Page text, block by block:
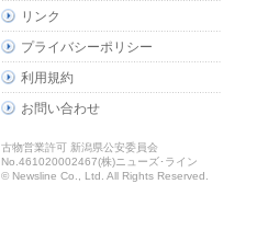
リンク
プライバシーポリシー
利用規約
お問い合わせ
古物営業許可 新潟県公安委員会
No.461020002467(株)ニューズ･ライン
© Newsline Co., Ltd. All Rights Reserved.